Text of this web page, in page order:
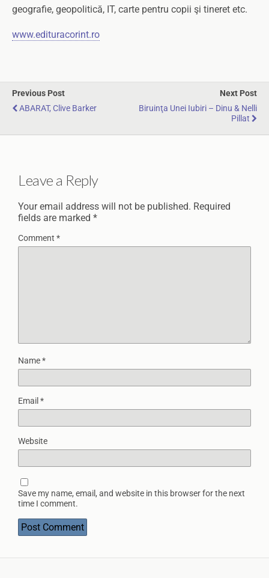
geografie, geopolitică, IT, carte pentru copii şi tineret etc.
www.edituracorint.ro
Previous Post
ABARAT, Clive Barker
Next Post
Biruinţa Unei Iubiri – Dinu & Nelli
Pillat
Leave a Reply
Your email address will not be published. Required
fields are marked *
Comment *
Name*
Email *
Website
Save my name, email, and website in this browser for the next
time I comment.